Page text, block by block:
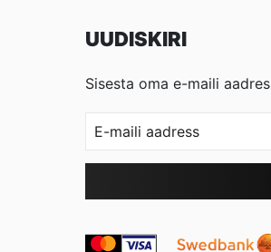
UUDISKIRI
Sisesta oma e-maili